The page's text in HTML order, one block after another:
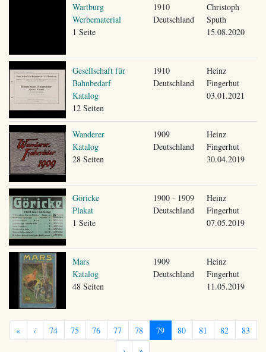
Wartburg
Werbematerial
1 Seite
1910
Deutschland
Christoph
Sputh
15.08.2020
Gesellschaft für
Bahnbedarf
Katalog
12 Seiten
1910
Deutschland
Heinz
Fingerhut
03.01.2021
Wanderer
Katalog
28 Seiten
1909
Deutschland
Heinz
Fingerhut
30.04.2019
Göricke
Plakat
1 Seite
1900 - 1909
Deutschland
Heinz
Fingerhut
07.05.2019
Mars
Katalog
48 Seiten
1909
Deutschland
Heinz
Fingerhut
11.05.2019
« ‹ 74 75 76 77 78 79 80 81 82
83
›
»